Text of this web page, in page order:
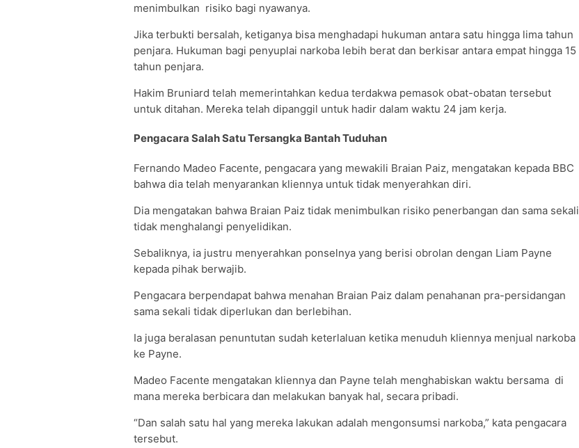
menimbulkan risiko bagi nyawanya.
Jika terbukti bersalah, ketiganya bisa menghadapi hukuman antara satu hingga lima tahun
penjara. Hukuman bagi penyuplai narkoba lebih berat dan berkisar antara empat hingga 15
tahun penjara.
Hakim Bruniard telah memerintahkan kedua terdakwa pemasok obat-obatan tersebut
untuk ditahan. Mereka telah dipanggil untuk hadir dalam waktu 24 jam kerja.
Pengacara Salah Satu Tersangka Bantah Tuduhan
Fernando Madeo Facente, pengacara yang mewakili Braian Paiz, mengatakan kepada BBC
bahwa dia telah menyarankan kliennya untuk tidak menyerahkan diri.
Dia mengatakan bahwa Braian Paiz tidak menimbulkan risiko penerbangan dan sama sekali
tidak menghalangi penyelidikan.
Sebaliknya, ia justru menyerahkan ponselnya yang berisi obrolan dengan Liam Payne
kepada pihak berwajib.
Pengacara berpendapat bahwa menahan Braian Paiz dalam penahanan pra-persidangan
sama sekali tidak diperlukan dan berlebihan.
Ia juga beralasan penuntutan sudah keterlaluan ketika menuduh kliennya menjual narkoba
ke Payne.
Madeo Facente mengatakan kliennya dan Payne telah menghabiskan waktu bersama di
mana mereka berbicara dan melakukan banyak hal, secara pribadi.
“Dan salah satu hal yang mereka lakukan adalah mengonsumsi narkoba,” kata pengacara
tersebut.